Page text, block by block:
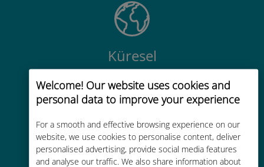
Welcome! Our website uses cookies and
personal data to improve your experience
For a smooth and effective browsing experience on our
website, we use cookies to personalise content, deliver
personalised advertising, provide social media features
and analyse our traffic. We also share information about
Küresel
çapında yüksek kaliteli hücresel
bağlantı